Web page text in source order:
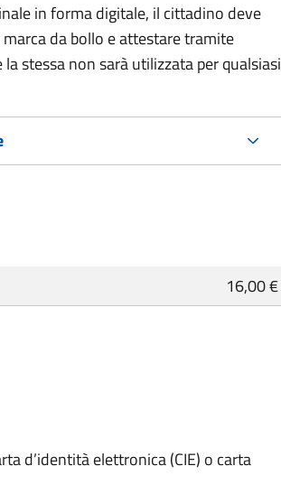
in forma digitale, il cittadino deve
da bollo e attestare tramite
stessa non sarà utilizzata per qualsiasi
16,00 €
d’identità elettronica (CIE) o carta